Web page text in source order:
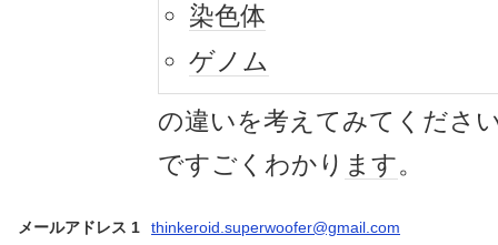
染色体
ゲノム
の違いを考えてみてくださ
ですごくわかり ます。
メールアドレス 1
thinkeroid.superwoofer@gmail.com